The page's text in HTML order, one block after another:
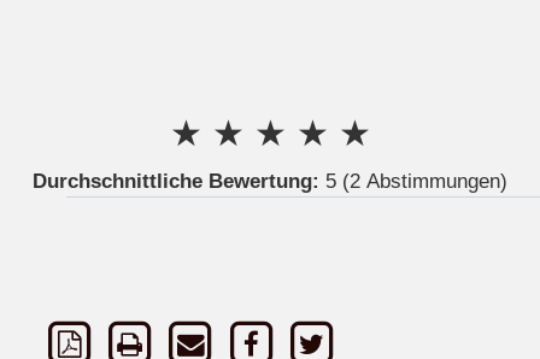
★
★
★
★
★
Durchschnittliche Bewertung: 5 (2 Abstimmungen)